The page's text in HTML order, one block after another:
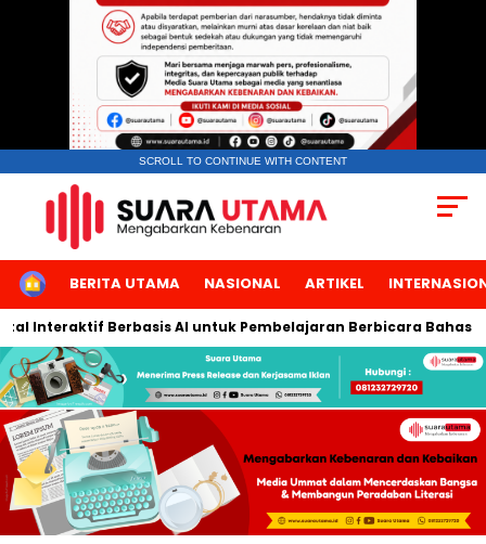
SCROLL TO CONTINUE WITH CONTENT
HOMEBERITA UTAMA NASIONAL ARTIKEL
Interaktif Berbasis AI untuk Pembelajaran Berbicara Bahasa